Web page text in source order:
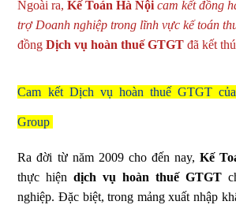
Ngoài ra,Kế Toán Hà Nộicam kết đồng
trợ Doanh nghiệp trong lĩnh vực kế toán
đồngDịch vụ hoàn thuế GTGT đã kết
Cam kết Dịch vụ hoàn thuế GTGT
Group
Ra đời từ năm 2009 cho đến nay,Kế
thực hiệndịch vụ hoàn thuế GTGT
nghiệp. Đặc biệt, trong mảng xuất nhập